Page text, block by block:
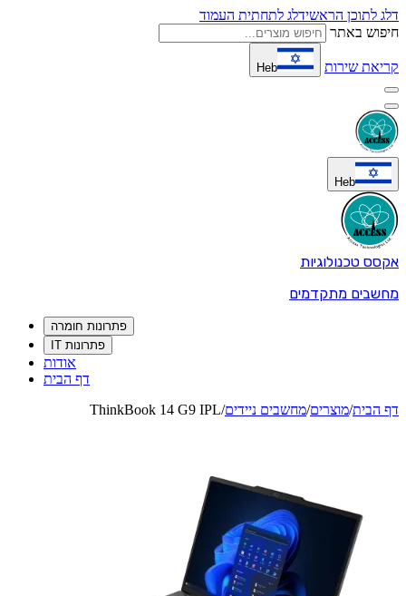
דלג לתוכן הראשידלג לתחתית העמוד
חיפוש באתר
קריאת שירות Heb
Heb
אקסס טכנולוגיות
מחשבים מתקדמים
פתרונות חומרה
פתרונות IT
אודות
דף הבית
דף הבית/מוצרים/מחשבים ניידים/
ThinkBook 14 G9 IPL